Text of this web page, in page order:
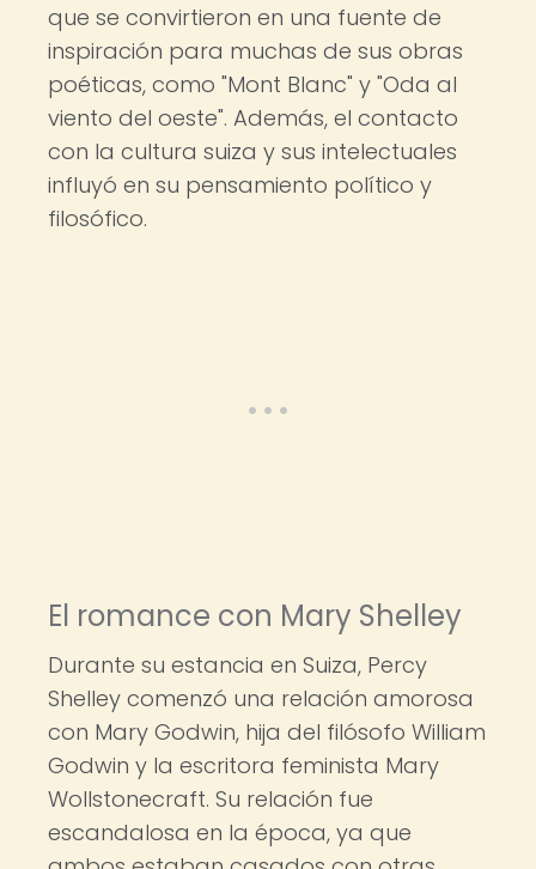
que se convirtieron en una fuente de
inspiración para muchas de sus obras
poéticas, como "Mont Blanc" y "Oda al
viento del oeste". Además, el contacto
con la cultura suiza y sus intelectuales
influyó en su pensamiento político y
filosófico.
El romance con Mary Shelley
Durante su estancia en Suiza, Percy
Shelley comenzó una relación amorosa
con Mary Godwin, hija del filósofo William
Godwin y la escritora feminista Mary
Wollstonecraft. Su relación fue
escandalosa en la época, ya que